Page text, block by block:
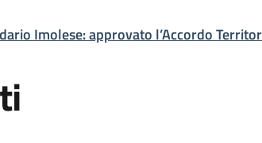
Imolese: approvato l’Accordo